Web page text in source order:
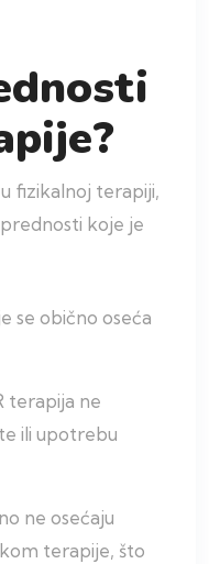
fizikalnoj terapiji,
koje je
se obično oseća
terapija ne
ili upotrebu
ne osećaju
terapije, što